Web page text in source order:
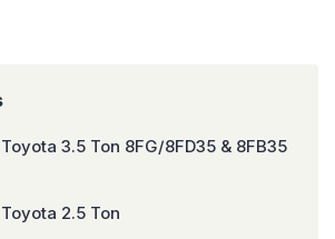
3.5 Ton 8FG/8FD35 & 8FB35
2.5 Ton